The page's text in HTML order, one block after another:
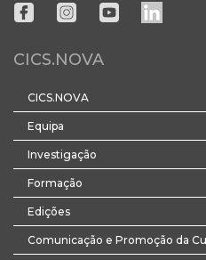
CICS.NOVA
CICS.NOVA
Equipa
Investigação
Formação
Edições
Comunicação e Promoção da